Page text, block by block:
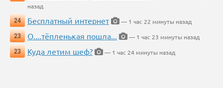
назад
24
Бесплатный интернет
— 1 час 22 минуты назад
23
О....тёпленькая пошла...
— 1 час 23 минуты назад
23
Куда летим шеф? — 1 час 24 минуты назад